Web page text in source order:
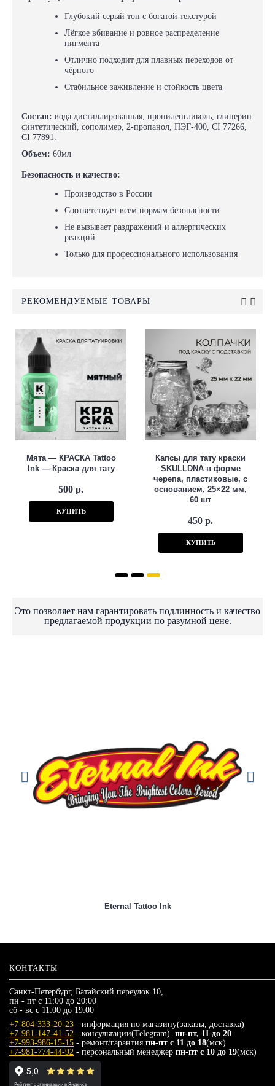
Глубокий серый тон с богатой текстурой
Лёгкое вбивание и ровное распределение
пигмента
Отлично подходит для плавных переходов от
чёрного
Стабильное заживление и стойкость цвета
Состав: вода дистиллированная, пропиленгликоль, глицерин
синтетический, сополимер, 2-пропанол, ПЭГ-400, CI 77266,
CI 77891.
Объем: 60мл
Безопасность и качество:
Производство в России
Соответствует всем нормам безопасности
Не вызывает раздражений и аллергических
реакций
Только для профессионального использования
РЕКОМЕНДУЕМЫЕ ТОВАРЫ
Мята — КРАСКА Tattoo
Ink — Краска для тату
500 р.
КУПИТЬ
Капсы для тату краски
SKULLDNA в форме
черепа, пластиковые, с
основанием, 25×22 мм,
60 шт
450 р.
КУПИТЬ
Это позволяет нам гарантировать подлинность и качество
предлагаемой продукции по разумной цене.
Eternal Tattoo Ink
КОНТАКТЫ
Санкт-Петербург, Батайский переулок 10,
пн - пт с 11:00 до 20:00
сб - вс с 11:00 до 19:00
+7-804-333-20-23 - информация по магазину(заказы, доставка)
+7-981-147-41-52 - консультации(Telegram) пн-пт, 11 до 20
+7-993-986-15-15 - ремонт/гарантия пн-пт с 11 до 18(мск)
+7-981-774-44-92 - персональный менеджер пн-пт с 10 до 19(мск)